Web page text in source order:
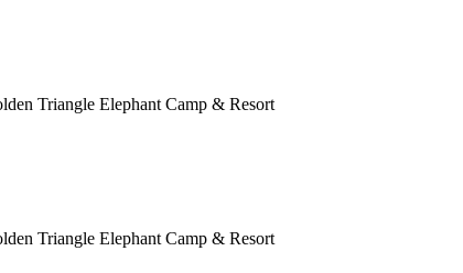
Triangle Elephant Camp & Resort
Triangle Elephant Camp & Resort